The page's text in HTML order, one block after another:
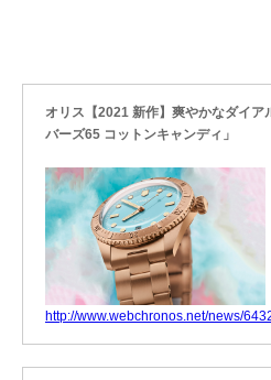
オリス【2021 新作】爽やかなダイア
バーズ65 コットンキャンディ」
http://www.webchronos.net/news/